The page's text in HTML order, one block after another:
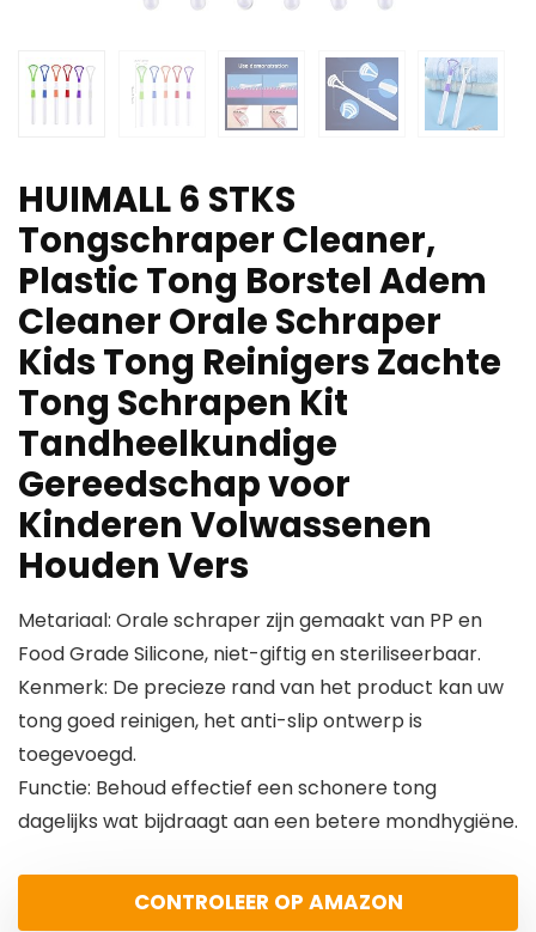
HUIMALL 6 STKS
Tongschraper Cleaner,
Plastic Tong Borstel Adem
Cleaner Orale Schraper
Kids Tong Reinigers Zachte
Tong Schrapen Kit
Tandheelkundige
Gereedschap voor
Kinderen Volwassenen
Houden Vers
Metariaal: Orale schraper zijn gemaakt van PP en
Food Grade Silicone, niet-giftig en steriliseerbaar.
Kenmerk: De precieze rand van het product kan uw
tong goed reinigen, het anti-slip ontwerp is
toegevoegd.
Functie: Behoud effectief een schonere tong
dagelijks wat bijdraagt aan een betere mondhygiëne.
CONTROLEER OP AMAZON